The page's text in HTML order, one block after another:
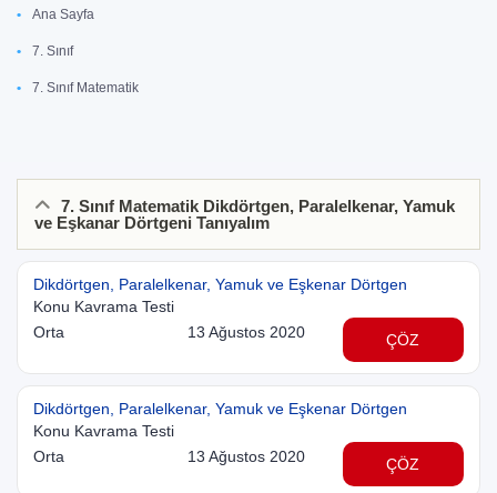
Ana Sayfa
7. Sınıf
7. Sınıf Matematik
7. Sınıf Matematik Dikdörtgen, Paralelkenar, Yamuk
ve Eşkanar Dörtgeni Tanıyalım
Dikdörtgen, Paralelkenar, Yamuk ve Eşkenar Dörtgen
Konu Kavrama Testi
Orta
13 Ağustos 2020 ÇÖZ
Dikdörtgen, Paralelkenar, Yamuk ve Eşkenar Dörtgen
Konu Kavrama Testi
Orta
13 Ağustos 2020 ÇÖZ